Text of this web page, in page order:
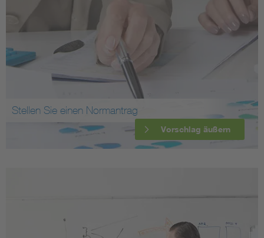
Stellen Sie einen Normantrag
Vorschlag äußern